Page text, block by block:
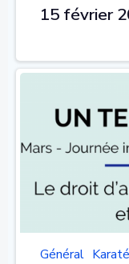
15 février
Général Karaté